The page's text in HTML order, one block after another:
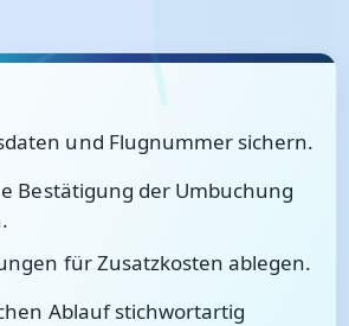
und Flugnummer sichern.
Bestätigung der Umbuchung
für Zusatzkosten ablegen.
Ablauf stichwortartig